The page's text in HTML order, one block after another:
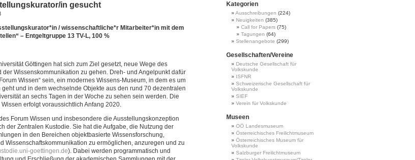
in gesucht
/ wissenschaftliche*r Mitarbeiter*in mit dem
– Entgeltgruppe 13 TV-L, 100 %
Göttingen hat sich zum Ziel gesetzt, neue Wege des
der Wissenskommunikation zu gehen. Dreh- und Angelpunkt dafür
Wissen“ sein, ein modernes Wissens-Museum, in dem es um
geht und in dem wechselnde Objekte aus den rund 70 dezentralen
an sechs Tagen in der Woche zu sehen sein werden. Die
Wissen erfolgt voraussichtlich Anfang 2020.
Forum Wissen und insbesondere die Ausstellungskonzeption
der Zentralen Kustodie. Sie hat die Aufgabe, die Nutzung der
in den Bereichen objektbasierte Wissensforschung,
Wissenschaftskommunikation zu ermöglichen, anzuregen und zu
goettingen.de). Dabei werden programmatisch und
Kategorien
Ausschreibungen (224)
Neuigkeiten (385)
Call for Papers (75)
Tagungen (64)
Stellenangebote (299)
Gesellschaften/Vereine
Deutsche Gesellschaft für
Volkskunde
ISFNR
Schweizerische Gesellschaft für
Volkskunde
SIEF
Verein für Volkskunde
Museen
OÖ Landesmuseum
Österreichisches Freilichtmuseum
Österreichisches Museum für
Volkskunde
Salzburger Freilichtmuseum